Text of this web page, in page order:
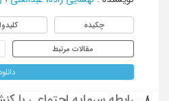
چکیده
مقالات مرتبط
دانلود